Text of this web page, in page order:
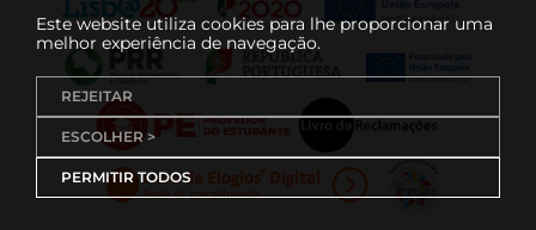
Este website utiliza cookies para lhe proporcionar uma
melhor experiência de navegação.
REJEITAR
ESCOLHER >
PERMITIR TODOS